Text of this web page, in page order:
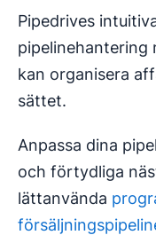
Pipedrives
pipelinehantering
kan organisera
sättet.
Anpassa dina
och förtydliga
lättanvända